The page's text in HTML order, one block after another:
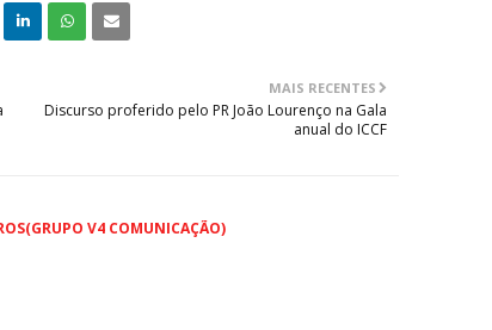
MAIS RECENTES
Discurso proferido pelo PR João Lourenço na Gala
anual do ICCF
V4 COMUNICAÇÃO)